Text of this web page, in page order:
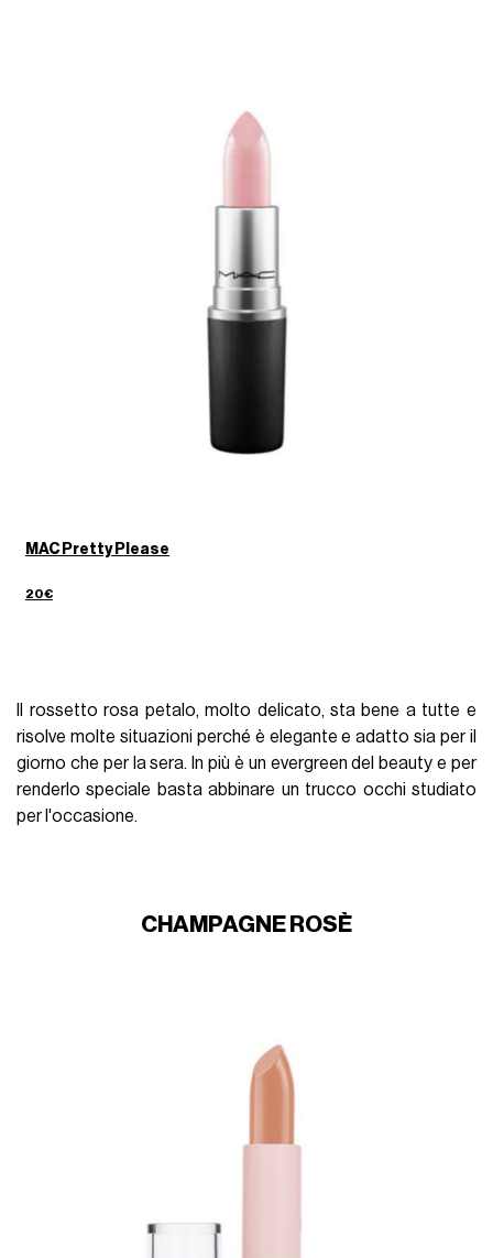
MAC Pretty Please
20€
Il rossetto rosa petalo, molto delicato, sta bene a tutte e
risolve molte situazioni perché è elegante e adatto sia per il
giorno che per la sera. In più è un evergreen del beauty e per
renderlo speciale basta abbinare un trucco occhi studiato
per l'occasione.
CHAMPAGNE ROSÈ